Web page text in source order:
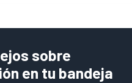
sobre
en tu bandeja